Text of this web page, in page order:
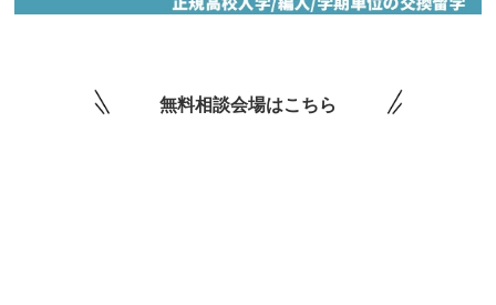
無料相談会場はこちら